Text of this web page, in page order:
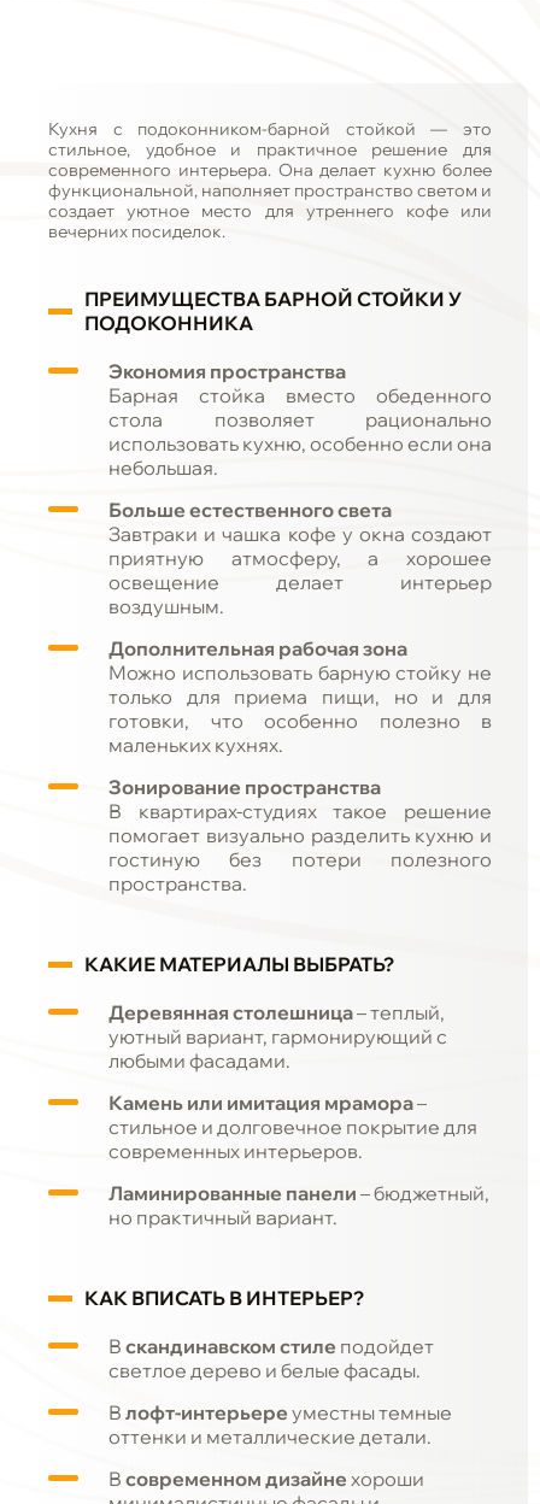
Кухня с подоконником-барной стойкой — это
стильное, удобное и практичное решение для
современного интерьера. Она делает кухню более
функциональной, наполняет пространство светом и
создает уютное место для утреннего кофе или
вечерних посиделок.
ПРЕИМУЩЕСТВА БАРНОЙ СТОЙКИ У
ПОДОКОННИКА
Экономия пространства
Барная стойка вместо обеденного
стола позволяет рационально
использовать кухню, особенно если она
небольшая.
Больше естественного света
Завтраки и чашка кофе у окна создают
приятную атмосферу, а хорошее
освещение делает интерьер
воздушным.
Дополнительная рабочая зона
Можно использовать барную стойку не
только для приема пищи, но и для
готовки, что особенно полезно в
маленьких кухнях.
Зонирование пространства
В квартирах-студиях такое решение
помогает визуально разделить кухню и
гостиную без потери полезного
пространства.
КАКИЕ МАТЕРИАЛЫ ВЫБРАТЬ?
Деревянная столешница– теплый,
уютный вариант, гармонирующий с
любыми фасадами.
Камень или имитация мрамора–
стильное и долговечное покрытие для
современных интерьеров.
Ламинированные панели – бюджетный,
но практичный вариант.
КАК ВПИСАТЬ В ИНТЕРЬЕР?
В скандинавском стиле подойдет
светлое дерево и белые фасады.
В лофт-интерьере уместны темные
оттенки и металлические детали.
В современном дизайне хороши